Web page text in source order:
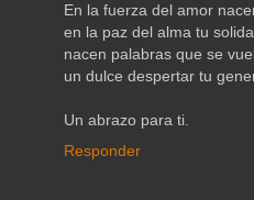
En la fuerza del amor
en la paz del alma tu
nacen palabras que se
un dulce despertar tu
Un abrazo para ti.
Responder